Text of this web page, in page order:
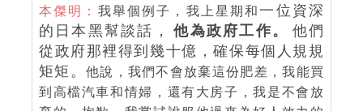
本傑明： 我舉個例子，我上星期和一位資深
的日本黑幫談話，
他為政府工作。
他們
從政府那裡得到幾十億，確保每個人規規
矩矩。 他說，我們不會放棄這份肥差，我能買
到高檔汽車和情婦，還有大房子，我是不會放